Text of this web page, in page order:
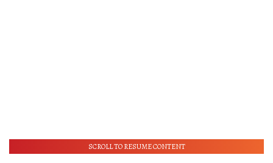
SCROLL TO RESUME CONTENT